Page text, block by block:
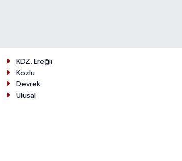
KDZ. Ereğli
Kozlu
Devrek
Ulusal